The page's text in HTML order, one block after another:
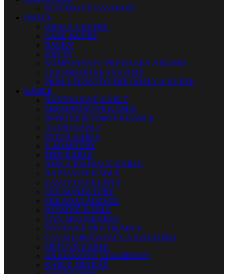
SLÁČIKOVÉ NÁSTROJE
OBALY
OBALY A KUFRE
CASE, KUFRE
RACKY
KRYTY
KOMPONENTY PRE RACKY A KUFRE
TRANSPORTNÉ SYSTÉMY
PRÍSLUŠENSTVO PRE OBALY A KUFRE
KÁBLE
NÁSTROJOVÉ KÁBLE
MIKROFÓNOVÉ KÁBLE
REPRODUKTOROVÉ KÁBLE
AUDIO KÁBLE
PATCH KÁBLE
Y ADAPTÉRY
MIDI KÁBLE
DMX A RIADIACE KÁBLE
NAPÁJACIE KÁBLE
ZÁSUVKOVÉ LIŠTY
CEE KONEKTORY
CEE ROZVÁDZAČE
OSTATNÉ KÁBLE
LIVE MULTIKÁBLE
ŠTÚDIOVÉ MULTIKÁBLE
CAT ROZBOČOVAČE A ADAPTÉRY
SIEŤOVÉ KÁBLE
ANALÓGOVÉ STAGEBOXY
KÁBLE METRÁŽ